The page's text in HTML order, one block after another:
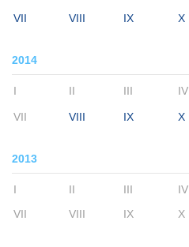
VII VIII IX X
2014
I II III IV
VII VIII IX X
2013
I II III IV
VII
VIII IX X